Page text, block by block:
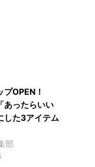
プOPEN！
あったらいい
した3アイテム
部